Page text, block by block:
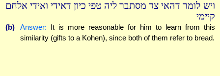
ויש לומר דהאי צד מסתבר ליה טפי כיון דאידי ואידי אלחם
קיימי
(b) Answer: It is more reasonable for him to learn from this
similarity (gifts to a Kohen), since both of them refer to bread.